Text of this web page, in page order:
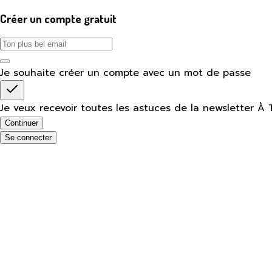
Créer un compte gratuit
Je souhaite créer un compte avec un mot de passe
Je veux recevoir toutes les astuces de la newsletter À
Continuer
Se connecter